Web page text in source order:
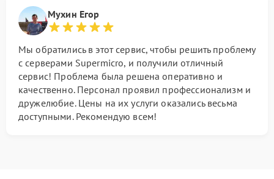
Мухин Егор
Мы обратились в этот сервис, чтобы решить проблему
с серверами Supermicro, и получили отличный
сервис! Проблема была решена оперативно и
качественно. Персонал проявил профессионализм и
дружелюбие. Цены на их услуги оказались весьма
доступными. Рекомендую всем!